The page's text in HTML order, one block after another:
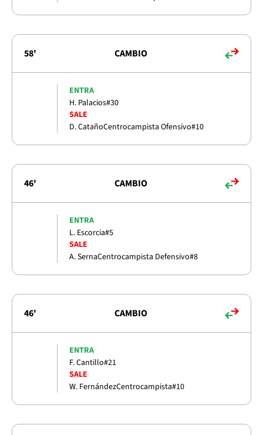
58' CAMBIO
ENTRA
H. Palacios#30
SALE
D. CatañoCentrocampista Ofensivo#10
46' CAMBIO
ENTRA
L. Escorcia#5
SALE
A. SernaCentrocampista Defensivo#8
46' CAMBIO
ENTRA
F. Cantillo#21
SALE
W. FernándezCentrocampista#10